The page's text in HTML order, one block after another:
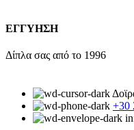
ΕΓΓΥΗΣΗ
Δίπλα σας από το 1996
+30